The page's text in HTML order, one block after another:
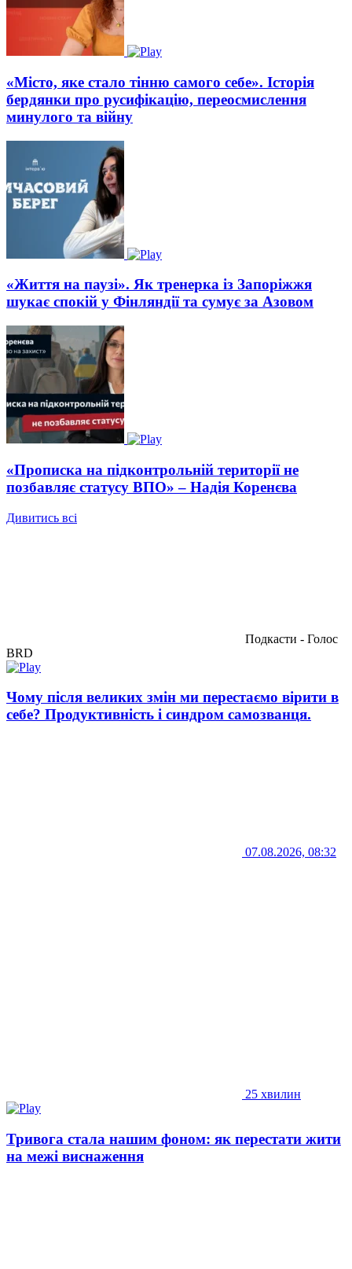
«Місто, яке стало тінню самого себе». Історія
бердянки про русифікацію, переосмислення
минулого та війну
«Життя на паузі». Як тренерка із Запоріжжя
шукає спокій у Фінляндії та сумує за Азовом
«Прописка на підконтрольній території не
позбавляє статусу ВПО» – Надія Коренєва
Дивитись всі
Подкасти - Голос
BRD
Чому після великих змін ми перестаємо вірити в
себе? Продуктивність і синдром самозванця.
07.08.2026, 08:32
25 хвилин
Тривога стала нашим фоном: як перестати жити
на межі виснаження